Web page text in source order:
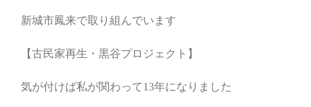
新城市鳳来で取り組んでいます
【古民家再生・黒谷プロジェクト】
気が付けば私が関わって13年になりました